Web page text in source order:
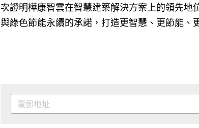
次證明樺康智雲在智慧建築解決方案上的領先
與綠色節能永續的承諾，打造更智慧、更節能、